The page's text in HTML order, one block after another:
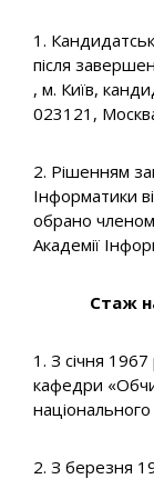
1.
після
, м. Київ,
023121,
2. Рішенням
Інформатики
обрано
Академії
Стаж
1. З січня
кафедри
2. З березня